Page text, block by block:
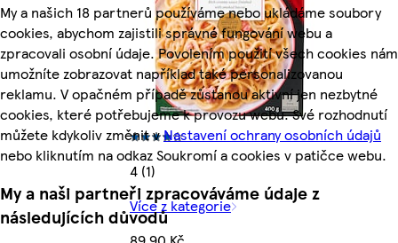
My a našich 18 partnerů používáme nebo ukládáme soubory
cookies, abychom zajistili správné fungování webu a
zpracovali osobní údaje. Povolením použití všech cookies nám
umožníte zobrazovat například také personalizovanou
reklamu. V opačném případě zůstanou aktivní jen nezbytné
cookies, které potřebujeme k provozu webu. Své rozhodnutí
můžete kdykoliv změnit vNastavení ochrany osobních údajů
nebo kliknutím na odkaz Soukromí a cookies v patičce webu.
My a naši partneři zpracováváme údaje z
následujících důvodů
4 (1)
Více z kategorie